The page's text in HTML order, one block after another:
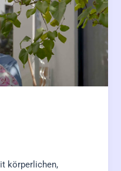
körperlichen,